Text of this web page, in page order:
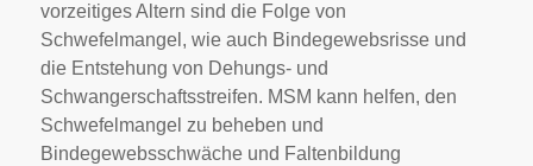
vorzeitiges Altern sind die Folge von
Schwefelmangel, wie auch Bindegewebsrisse und
die Entstehung von Dehungs- und
Schwangerschaftsstreifen. MSM kann helfen, den
Schwefelmangel zu beheben und
Bindegewebsschwäche und Faltenbildung